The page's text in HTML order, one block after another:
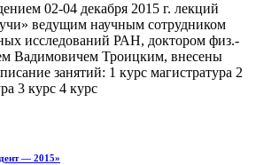
02-04 декабря 2015 г. лекций
ведущим научным сотрудником
исследований РАН, доктором физ.-
Вадимовичем Троицким, внесены
занятий: 1 курс магистратура 2
3 курс 4 курс
— 2015»